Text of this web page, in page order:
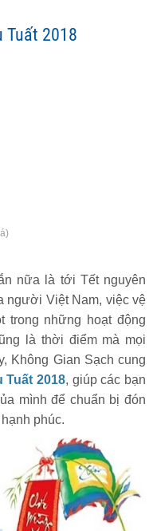
Tuất 2018
nữa là tới Tết nguyên
người Việt Nam, việc vệ
trong những hoạt động
là thời điểm mà mọi
Không Gian Sạch cung
Tuất 2018, giúp các bạn
mình để chuẩn bị đón
phúc.